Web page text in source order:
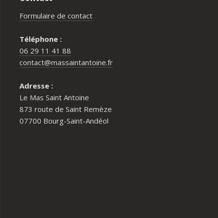
Formulaire de contact
Téléphone :
06 29 11 41 88
contact@massaintantoine.fr
Adresse :
Le Mas Saint Antoine
873 route de Saint Remèze
07700 Bourg-Saint-Andéol